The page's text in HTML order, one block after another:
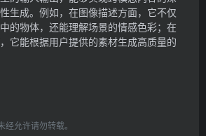
生成。例如，在图像描述方面，它不仅
的物体，还能理解场景的情感色彩；在
它能根据用户提供的素材生成高质量的
允许请勿转载。